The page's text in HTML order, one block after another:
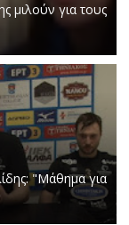
μιλούν για τους
"Μάθημα για